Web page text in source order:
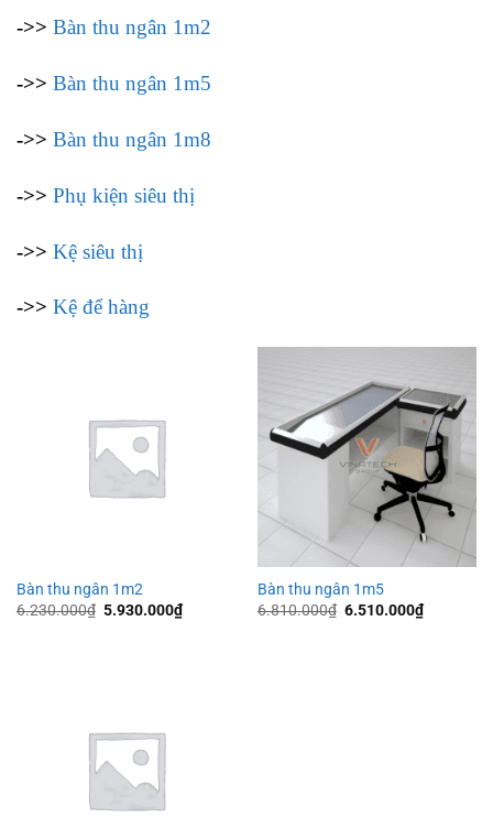
->> Bàn thu ngân 1m2
->> Bàn thu ngân 1m5
->> Bàn thu ngân 1m8
->> Phụ kiện siêu thị
->> Kệ siêu thị
->> Kệ để hàng
Bàn thu ngân 1m2
6.230.000₫ Giá
5.930.000₫Giá
hiện
Bàn thu ngân 1m5
6.810.000₫ Giá
6.510.000₫Giá
hiện